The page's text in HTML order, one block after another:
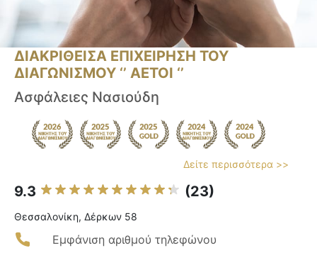
ΔΙΑΚΡΙΘΕΙΣΑ ΕΠΙΧΕΙΡΗΣΗ ΤΟΥ
ΔΙΑΓΩΝΙΣΜΟΥ ‘’ ΑΕΤΟΙ ‘’
Ασφάλειες Νασιούδη
Δείτε περισσότερα >>
9.3 (23)
Θεσσαλονίκη, Δέρκων 58
Εμφάνιση αριθμού τηλεφώνου